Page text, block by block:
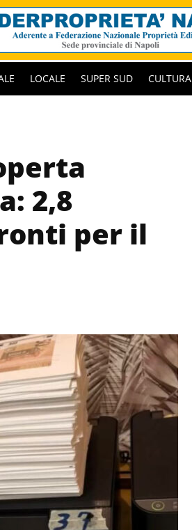
LOCALE SUPER SUD CULTURA
2,8
per il